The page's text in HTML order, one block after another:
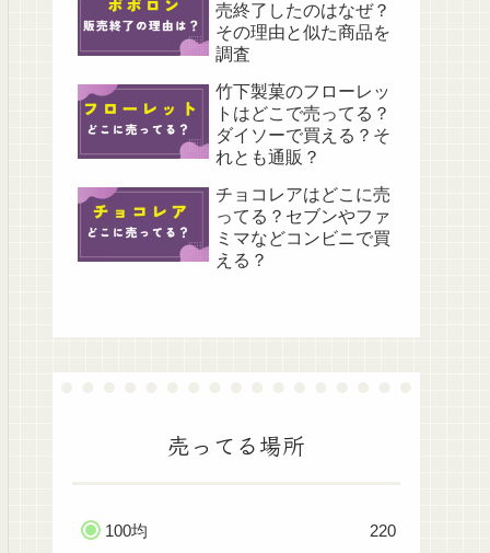
売終了したのはなぜ？
その理由と似た商品を
調査
竹下製菓のフローレッ
トはどこで売ってる？
ダイソーで買える？そ
れとも通販？
チョコレアはどこに売
ってる？セブンやファ
ミマなどコンビニで買
える？
売ってる場所
100均 220